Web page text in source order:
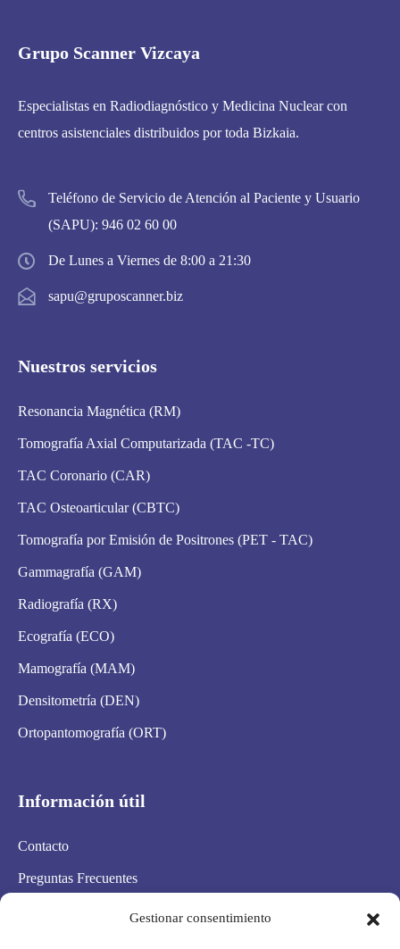
Gestionar consentimiento
Grupo Scanner Vizcaya
Especialistas en Radiodiagnóstico y Medicina Nuclear con
centros asistenciales distribuidos por toda Bizkaia.
Teléfono de Servicio de Atención al Paciente y Usuario
(SAPU): 946 02 60 00
De Lunes a Viernes de 8:00 a 21:30
sapu@gruposcanner.biz
Nuestros servicios
Resonancia Magnética (RM)
Tomografía Axial Computarizada (TAC -TC)
TAC Coronario (CAR)
TAC Osteoarticular (CBTC)
Tomografía por Emisión de Positrones (PET - TAC)
Gammagrafía (GAM)
Radiografía (RX)
Ecografía (ECO)
Mamografía (MAM)
Densitometría (DEN)
Ortopantomografía (ORT)
Información útil
Contacto
Preguntas Frecuentes